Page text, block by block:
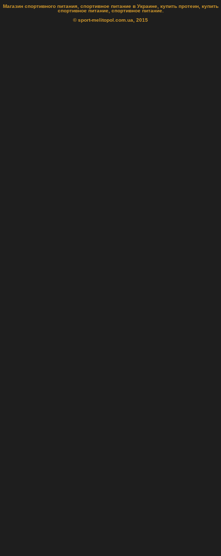
Магазин спортивного питания, спортивное питание в Украине, купить протеин, купить
спортивное питание, спортивное питание.
© sport-melitopol.com.ua, 2015